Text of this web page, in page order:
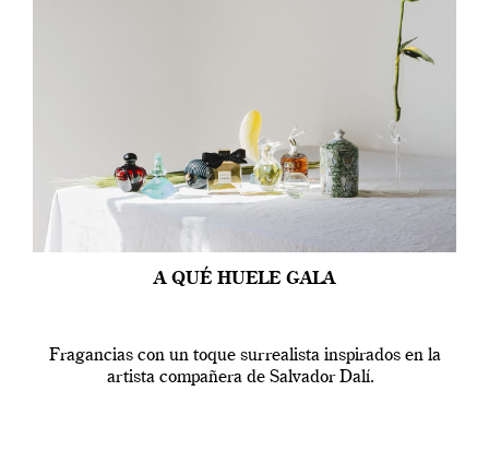
A QUÉ HUELE GALA
Fragancias con un toque surrealista inspirados en la
artista compañera de Salvador Dalí.